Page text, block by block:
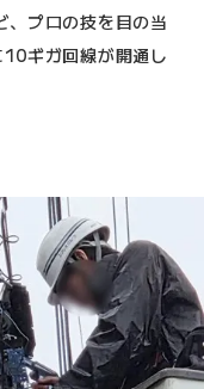
、プロの技を目の当
ギガ回線が開通し